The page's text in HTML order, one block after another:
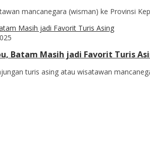
mancanegara (wisman) ke Provinsi
Batam Masih jadi Favorit Turis
turis asing atau wisatawan